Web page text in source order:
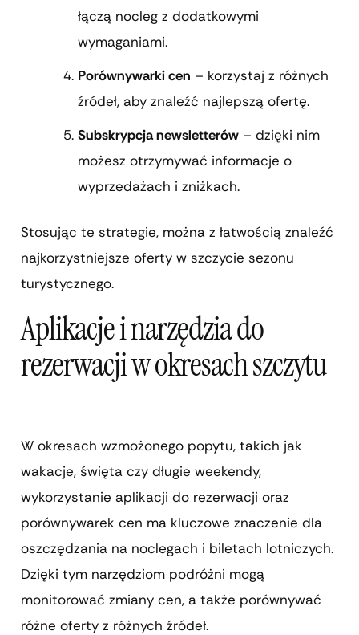
łączą nocleg z dodatkowymi
wymaganiami.
Porównywarki cen – korzystaj z różnych
źródeł, aby znaleźć najlepszą ofertę.
Subskrypcja newsletterów – dzięki nim
możesz otrzymywać informacje o
wyprzedażach i zniżkach.
Stosując te strategie, można z łatwością znaleźć
najkorzystniejsze oferty w szczycie sezonu
turystycznego.
Aplikacje i narzędzia do
rezerwacji w okresach szczytu
W okresach wzmożonego popytu, takich jak
wakacje, święta czy długie weekendy,
wykorzystanie aplikacji do rezerwacji oraz
porównywarek cen ma kluczowe znaczenie dla
oszczędzania na noclegach i biletach lotniczych.
Dzięki tym narzędziom podróżni mogą
monitorować zmiany cen, a także porównywać
różne oferty z różnych źródeł.